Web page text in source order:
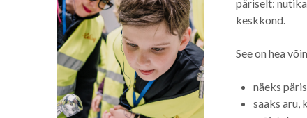
päriselt:
keskkond.
See on hea
näeks
saaks aru,